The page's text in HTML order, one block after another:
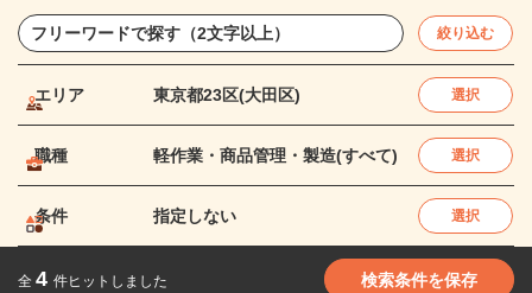
絞り込む
エリア 東京都23区(大田区) 選択
職種 軽作業・商品管理・製造(すべて) 選択
条件 指定しない 選択
全 4 件ヒットしました 検索条件を保存